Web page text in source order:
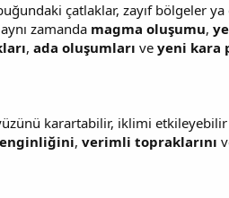
çatlaklar, zayıf bölgeler ya
zamanda magma oluşumu,
, ada oluşumları ve yeni kara
karartabilir, iklimi etkileyebilir
, verimli topraklarını